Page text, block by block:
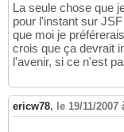
La seule chose que
pour l'instant sur
que moi je
crois que ça devrait
l'avenir, si ce n'est
ericw78, le 19/11/2007